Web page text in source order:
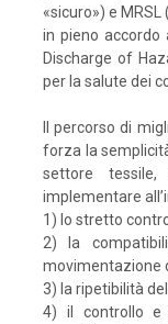
«sicuro») e
in pieno accordo
Discharge of
per la salute dei
Il percorso di
forza la
settore
implementare
1) lo stretto
2) la
movimentazione
3) la ripetibilità
4) il controllo e